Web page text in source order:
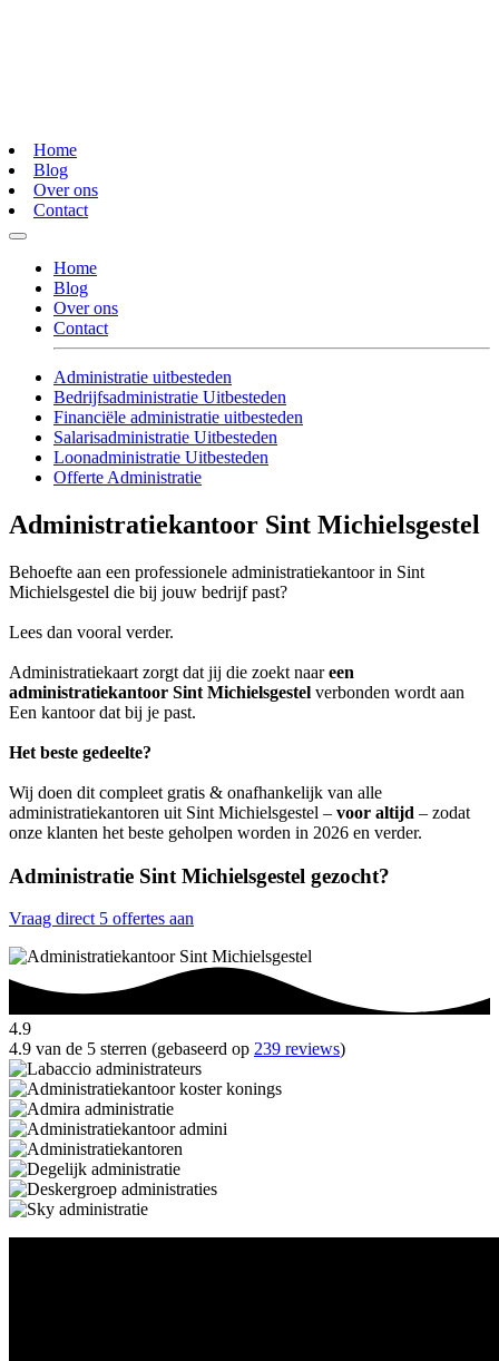
Home
Blog
Over ons
Contact
Home
Blog
Over ons
Contact
Administratie uitbesteden
Bedrijfsadministratie Uitbesteden
Financiële administratie uitbesteden
Salarisadministratie Uitbesteden
Loonadministratie Uitbesteden
Offerte Administratie
Administratiekantoor Sint Michielsgestel
Behoefte aan een professionele administratiekantoor in Sint
Michielsgestel die bij jouw bedrijf past?
Lees dan vooral verder.
Administratiekaart zorgt dat jij die zoekt naareen
administratiekantoor Sint Michielsgestel verbonden wordt aan
Een kantoor dat bij je past.
Het beste gedeelte?
Wij doen dit compleet gratis & onafhankelijk van alle
administratiekantoren uit Sint Michielsgestel – voor altijd – zodat
onze klanten het beste geholpen worden in 2026 en verder.
Administratie Sint Michielsgestel gezocht?
Vraag direct 5 offertes aan
4.9
4.9 van de 5 sterren (gebaseerd op 239 reviews)